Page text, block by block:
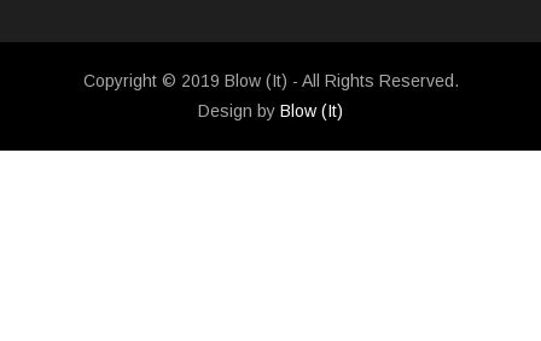
Copyright © 2019 Blow (It) - All Rights Reserved.
Design by Blow (It)